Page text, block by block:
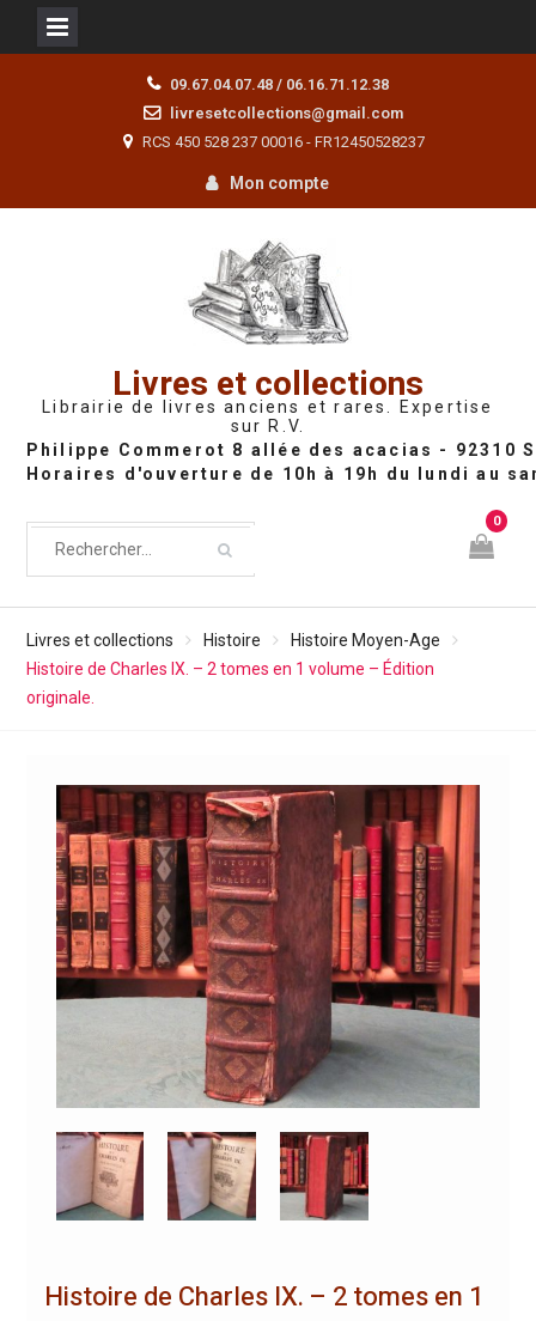
09.67.04.07.48 / 06.16.71.12.38
livresetcollections@gmail.com
RCS 450 528 237 00016 - FR12450528237
Mon compte
Livres et collections
Librairie de livres anciens et rares. Expertise
sur R.V.
0
Livres et collections Histoire
Histoire Moyen-Age
Histoire de Charles IX. – 2 tomes en 1 volume – Édition
originale.
Histoire de Charles IX. – 2 tomes en 1